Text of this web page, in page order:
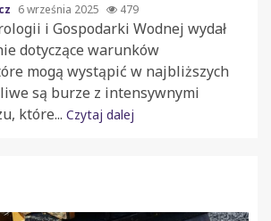
6 września 2025 479
i Gospodarki Wodnej wydał
dotyczące warunków
mogą wystąpić w najbliższych
są burze z intensywnymi
które... Czytaj dalej